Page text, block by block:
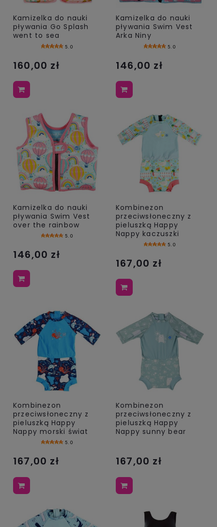
Kamizelka do nauki
pływania Go Splash
went to sea
5.0
160,00 zł
Kamizelka do nauki
pływania Swim Vest
Arka Niny
5.0
146,00 zł
Kamizelka do nauki
pływania Swim Vest
over the rainbow
5.0
146,00 zł
Kombinezon
przeciwsłoneczny z
pieluszką Happy
Nappy kaczuszki
5.0
167,00 zł
Kombinezon
przeciwsłoneczny z
pieluszką Happy
Nappy morski świat
5.0
167,00 zł
Kombinezon
przeciwsłoneczny z
pieluszką Happy
Nappy sunny bear
167,00 zł